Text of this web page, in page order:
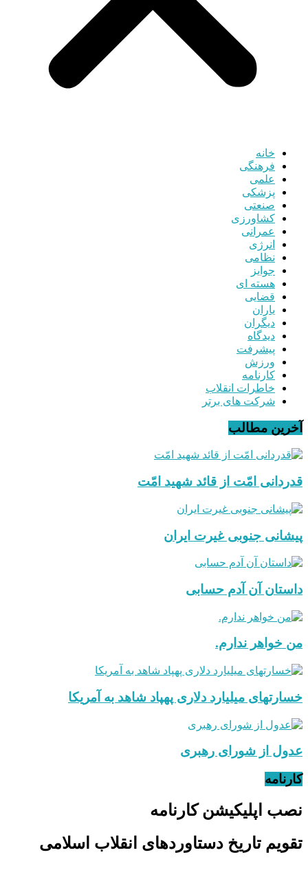
خانه
فرهنگی
علمی
پزشکی
صنعتی
کشاورزی
عمرانی
انرژی
نظامی
جوایز
هسته ای
قضایی
یاران
دیگران
دیدگاه
پیشرفت
ورزش
کارنامه
خاطرات انقلاب
شرکت های برتر
آخرین مطالب
قدردانی امّت از قائد شهید امّت
پیشانی جنوبی غیرت ایران
داستان آن آدم حسابی
من خواهر ندارم.
خسارتهای میلیارد دلاری پهپاد شاهد به آمریکا
عدول از شورای رهبری
کارنامه
نصب اپلیکیشن کارنامه
تقویم تاریخ دستاوردهای انقلاب اسلامی